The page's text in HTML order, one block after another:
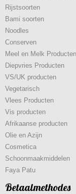
Rijstsoorten
Bami soorten
Noodles
Conserven
Meel en Melk Producten
Diepvries Producten
VS/UK producten
Vegetarisch
Vlees Producten
Vis producten
Afrikaanse producten
Olie en Azijn
Cosmetica
Schoonmaakmiddelen
Faya Patu
Betaalmethodes